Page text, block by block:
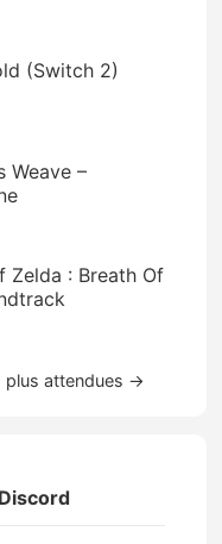
(Switch 2)
Weave –
Zelda : Breath Of
plus attendues →